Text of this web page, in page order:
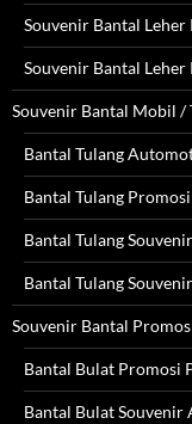
Souvenir Bantal Leher
Souvenir Bantal Leher
Souvenir Bantal Mobil /
Bantal Tulang
Bantal Tulang
Bantal Tulang
Bantal Tulang
Souvenir Bantal Promosi
Bantal Bulat Promosi
Bantal Bulat Souvenir